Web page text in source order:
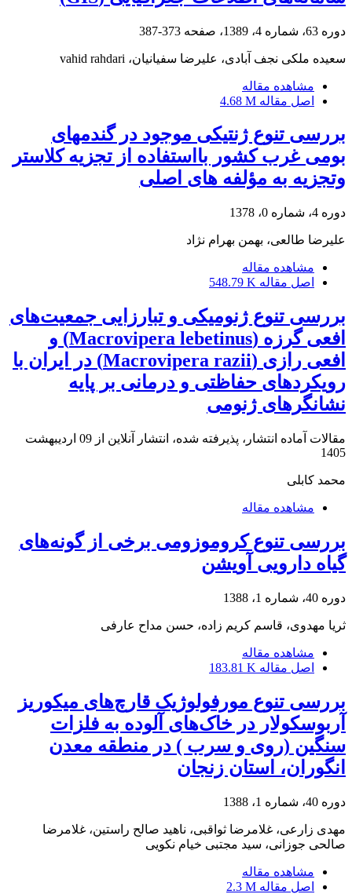
دوره 63، شماره 4، 1389، صفحه 373-387
سعیده ملکی نجف آبادی، علیرضا سفیانیان، vahid rahdari
مشاهده مقاله
اصل مقاله 4.68 M
بررسی تنوع ژنتیکی موجود در گندمهای
بومی غرب کشور بااستفاده از تجزیه کلاستر
وتجزیه به مؤلفه های اصلی
دوره 4، شماره 0، 1378
علیرضا طالعی، بهمن بهرام نژاد
مشاهده مقاله
اصل مقاله 548.79 K
بررسی تنوع ژنومیکی و تبارزایی جمعیت‌های
افعی گرزه (Macrovipera lebetinus) و
افعی رازی (Macrovipera razii) در ایران با
رویکردهای حفاظتی و درمانی بر پایه
نشانگرهای ژنومی
مقالات آماده انتشار، پذیرفته شده، انتشار آنلاین از
09 اردیبهشت
1405
محمد کابلی
مشاهده مقاله
بررسی تنوع کروموزومی برخی از گونه‌های
گیاه دارویی آویشن
دوره 40، شماره 1، 1388
ثریا مهدوی، قاسم کریم زاده، حسن مداح عارفی
مشاهده مقاله
اصل مقاله 183.81 K
بررسی تنوع مورفولوژیک قارچ‌های میکوریز
آربوسکولار در خاک‌های آلوده به فلزات
سنگین (روی و سرب ) در منطقه معدن
انگوران، استان زنجان
دوره 40، شماره 1، 1388
مهدی زارعی، غلامرضا ثواقبی، ناهید صالح راستین، غلامرضا
صالحی جوزانی، سید مجتبی خیام نکویی
مشاهده مقاله
اصل مقاله 2.3 M